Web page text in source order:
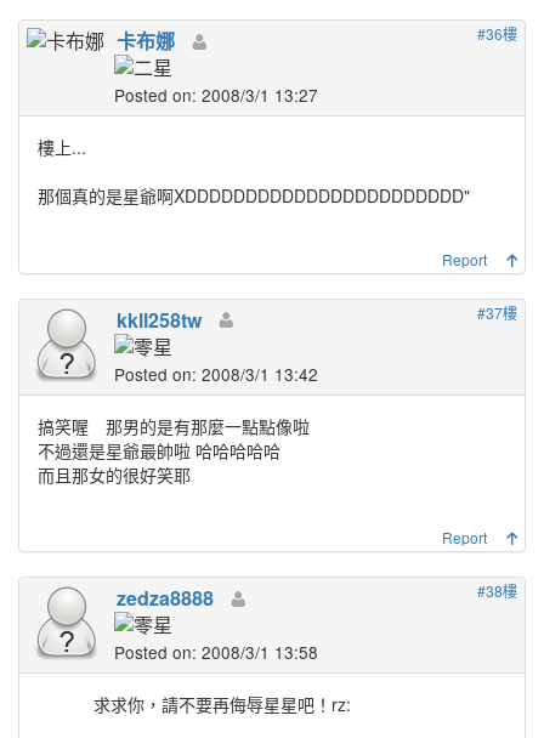
#36樓
卡布娜
Posted on: 2008/3/1 13:27
樓上...
那個真的是星爺啊XDDDDDDDDDDDDDDDDDDDDDDD"
Report
#37樓
kkll258tw
Posted on: 2008/3/1 13:42
搞笑喔 那男的是有那麼一點點像啦
不過還是星爺最帥啦 哈哈哈哈哈
而且那女的很好笑耶
Report
#38樓
zedza8888
Posted on: 2008/3/1 13:58
求求你，請不要再侮辱星星吧！ rz: